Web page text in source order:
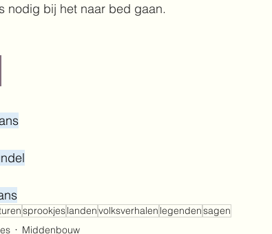
nodig bij het naar bed gaan.
sprookjeslandenvolksverhalen legendensagen
Middenbouw